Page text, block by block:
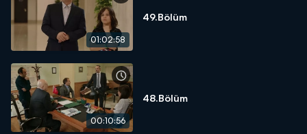
01:02:58
49.Bölüm
00:10:56
48.Bölüm